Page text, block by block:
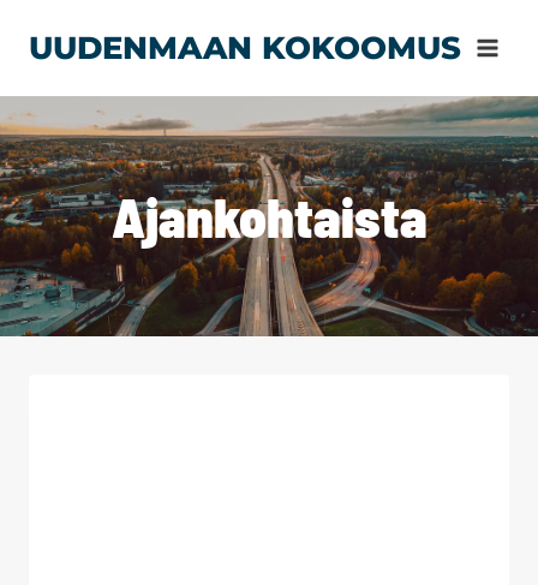
sisältöön
UUDENMAAN KOKOOMUS
Ajankohtaista